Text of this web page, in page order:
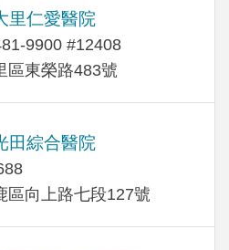
里仁愛醫院
9900 #12408
區東榮路483號
田綜合醫院
區向上路七段127號